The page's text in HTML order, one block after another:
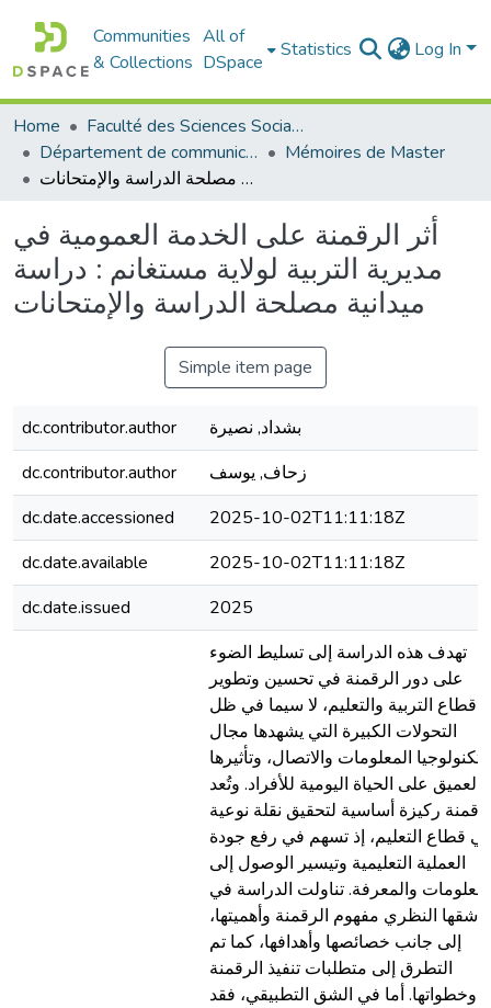
Communities
& Collections
All of
DSpace
Statistics Log In
Home
Faculté des Sciences Sociales
Département de communication
Mémoires de Master
أثر الرقمنة على الخدمة العمومية في مديرية التربية لولاية مستغانم : دراسة ميدانية مصلحة الدراسة والإمتحانات
أثر الرقمنة على الخدمة العمومية في
مديرية التربية لولاية مستغانم : دراسة
ميدانية مصلحة الدراسة والإمتحانات
Simple item page
dc.contributor.author
بشداد, نصيرة
dc.contributor.author
زحاف, يوسف
dc.date.accessioned
2025-10-02T11:11:18Z
dc.date.available
2025-10-02T11:11:18Z
dc.date.issued
2025
تهدف هذه الدراسة إلى تسليط الضوء
على دور الرقمنة في تحسين وتطوير
قطاع التربية والتعليم، لا سيما في ظل
التحولات الكبيرة التي يشهدها مجال
تكنولوجيا المعلومات والاتصال، وتأثيرها
العميق على الحياة اليومية للأفراد. وتُعد
ركيزة أساسية لتحقيق نقلة نوعية
قطاع التعليم، إذ تسهم في رفع جودة
العملية التعليمية وتيسير الوصول إلى
والمعرفة. تناولت الدراسة في
شقها النظري مفهوم الرقمنة وأهميتها،
إلى جانب خصائصها وأهدافها، كما تم
التطرق إلى متطلبات تنفيذ الرقمنة
وخطواتها. أما في الشق التطبيقي، فقد